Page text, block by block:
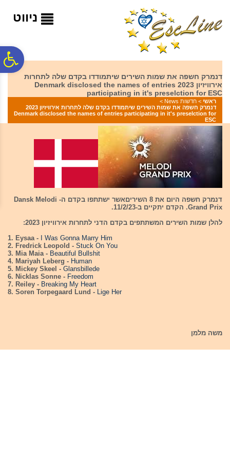
המרכזי
ניווט
דנמרק חשפה את שמות השירים שיתמודדו בקדם שלה לתחרות
אירוויזיון 2023 Denmark disclosed the names of entries
participating in it's preselction for ESC
ראשי > חדשות News
>
דנמרק חשפה את שמות השירים שיתמודדו בקדם שלה לתחרות אירוויזיון 2023
Denmark disclosed the names of entries participating in it's preselction for
ESC
דנמרק חשפה היום את 8 השיריםאשר ישתתפו בקדם ה- Dansk Melodi
Grand Prix. הקדם יתקיים ב-11/2/23.
להלן שמות השירים המשתתפים בקדם הדני לתחרות אירוויזיון 2023:
1. Eysaa -
I Was Gonna Marry Him
2. Fredrick Leopold - Stuck On You
3. Mia Maia - Beautiful Bullshit
4. Mariyah Leberg - Human
5. Mickey Skeel - Glansbillede
6. Nicklas Sonne - Freedom
7. Reiley - Breaking My Heart
8. Soren Torpegaard Lund - Lige Her
משה מלמן